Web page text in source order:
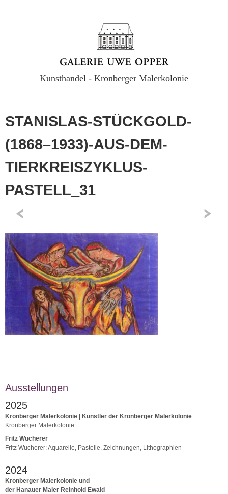
Kunsthandel - Kronberger Malerkolonie
STANISLAS-STÜCKGOLD-
(1868–1933)-AUS-DEM-
TIERKREISZYKLUS-
PASTELL_31
Ausstellungen
2025
Kronberger Malerkolonie | Künstler der Kronberger Malerkolonie
Kronberger Malerkolonie
Fritz Wucherer
Fritz Wucherer: Aquarelle, Pastelle, Zeichnungen, Lithographien
2024
Kronberger Malerkolonie und
der Hanauer Maler Reinhold Ewald